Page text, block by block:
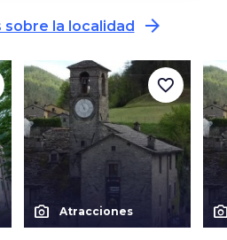
sobre la localidad arrow_forward
photo_camera Atracciones
favorite_border